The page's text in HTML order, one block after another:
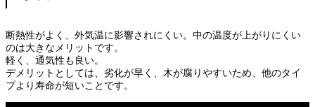
断熱性がよく、外気温に影響されにくい。中の温度が上がりにくい
のは大きなメリットです。
軽く、通気性も良い。
デメリットとしては、劣化が早く、木が腐りやすいため、他のタイ
プより寿命が短いことです。